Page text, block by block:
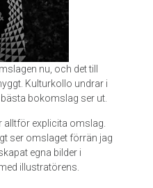
nu, och det till
Kulturkollo undrar i
bokomslag ser ut.
alltför explicita omslag.
ser omslaget förrän jag
egna bilder i
illustratörens.